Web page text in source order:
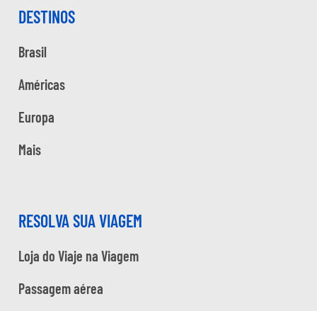
DESTINOS
Brasil
Américas
Europa
Mais
RESOLVA SUA VIAGEM
Loja do Viaje na Viagem
Passagem aérea